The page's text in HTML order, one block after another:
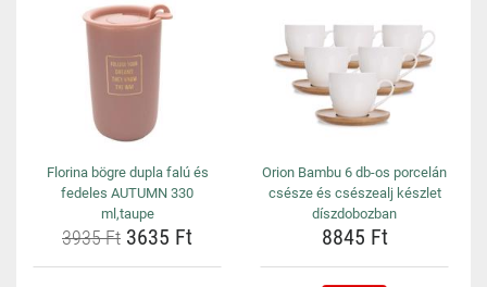
Florina bögre dupla falú és
fedeles AUTUMN 330
ml,taupe
3935 Ft 3635 Ft
Orion Bambu 6 db-os porcelán
csésze és csészealj készlet
díszdobozban
8845 Ft